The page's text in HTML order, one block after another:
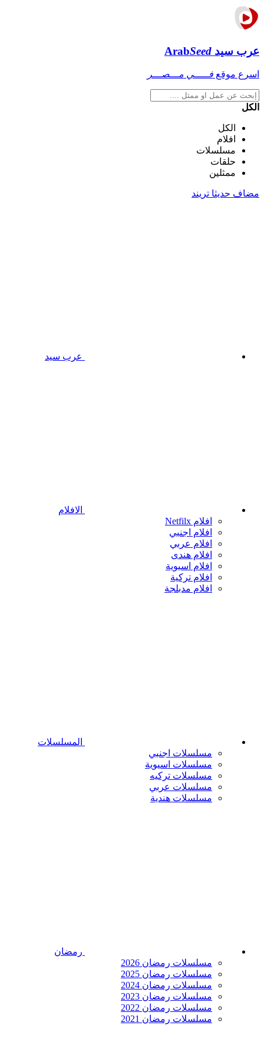
عرب سيد ArabSeed
اسرع موقع فـــــي مـــصـــر
الكل
الكل
افلام
مسلسلات
حلقات
ممثلين
مضاف حديثا تريند
عرب سيد
الافلام
افلام Netfilx
افلام اجنبي
افلام عربي
افلام هندى
افلام اسيوية
افلام تركية
افلام مدبلجة
المسلسلات
مسلسلات اجنبي
مسلسلات اسيوية
مسلسلات تركيه
مسلسلات عربي
مسلسلات هندية
رمضان
مسلسلات رمضان 2026
مسلسلات رمضان 2025
مسلسلات رمضان 2024
مسلسلات رمضان 2023
مسلسلات رمضان 2022
مسلسلات رمضان 2021